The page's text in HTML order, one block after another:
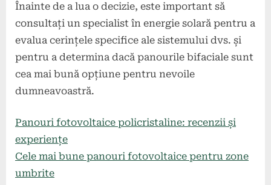
Înainte de a lua o decizie, este important să
consultați un specialist în energie solară pentru a
evalua cerințele specifice ale sistemului dvs. și
pentru a determina dacă panourile bifaciale sunt
cea mai bună opțiune pentru nevoile
dumneavoastră.
Panouri fotovoltaice policristaline: recenzii și
experiențe
Cele mai bune panouri fotovoltaice pentru zone
umbrite